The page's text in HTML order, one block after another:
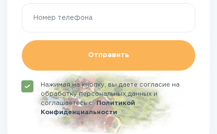
Отправить
Нажимая на кнопку, вы даете согласие на
обработку персональных данных и
соглашаетесьсПолитикой
Конфиденциальности